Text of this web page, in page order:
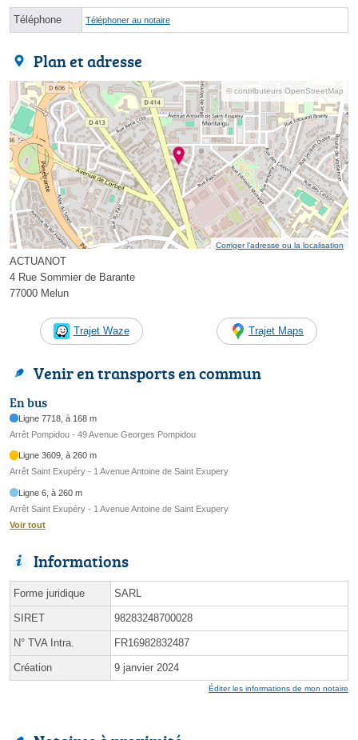
Téléphone Téléphoner au notaire
Plan et adresse
© contributeurs OpenStreetMap
Corriger l’adresse ou la localisation
ACTUANOT
4 Rue Sommier de Barante
77000 Melun
Trajet Waze Trajet Maps
Venir en transports en commun
En bus
Ligne 7718, à 168 m
Arrêt Pompidou - 49 Avenue Georges Pompidou
Ligne 3609, à 260 m
Arrêt Saint Exupéry - 1 Avenue Antoine de Saint Exupery
Ligne 6, à 260 m
Arrêt Saint Exupéry - 1 Avenue Antoine de Saint Exupery
Voir tout
Informations
Forme juridique SARL
SIRET 98283248700028
N° TVA Intra. FR16982832487
Création 9 janvier 2024
Éditer les informations de mon notaire